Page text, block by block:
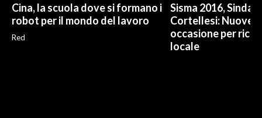
Cina, la scuola dove si formano i
robot per il mondo del lavoro
Red
Sisma 2016,
Cortellesi: Nuove
occasione per
locale